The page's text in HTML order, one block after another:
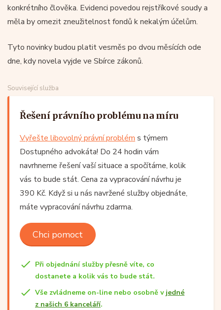
konkrétního člověka. Evidenci povedou rejstříkové soudy a
měla by omezit zneužitelnost fondů k nekalým účelům.
Tyto novinky budou platit vesměs po dvou měsících ode
dne, kdy novela vyjde ve Sbírce zákonů.
Související služba
Řešení právního problému na míru
Vyřešte libovolný právní problém s týmem
Dostupného advokáta! Do 24 hodin vám
navrhneme řešení vaší situace a spočítáme, kolik
vás to bude stát. Cena za vypracování návrhu je
390 Kč. Když si u nás navržené služby objednáte,
máte vypracování návrhu zdarma.
Chci pomoct
Při objednání služby přesně víte, co
dostanete a kolik vás to bude stát.
Vše zvládneme on-line nebo osobně v jedné
z našich 6 kanceláří.